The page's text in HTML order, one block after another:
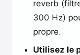
reverb
300 Hz)
propre.
Utilisez le